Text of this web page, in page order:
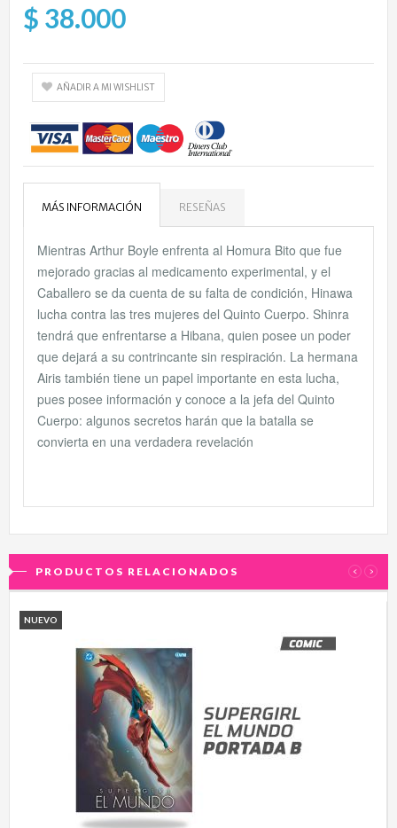
$ 38.000
AÑADIR A MI WISHLIST
MÁS INFORMACIÓN RESEÑAS
Mientras Arthur Boyle enfrenta al Homura Bito que fue
mejorado gracias al medicamento experimental, y el
Caballero se da cuenta de su falta de condición, Hinawa
lucha contra las tres mujeres del Quinto Cuerpo. Shinra
tendrá que enfrentarse a Hibana, quien posee un poder
que dejará a su contrincante sin respiración. La hermana
Airis también tiene un papel importante en esta lucha,
pues posee información y conoce a la jefa del Quinto
Cuerpo: algunos secretos harán que la batalla se
convierta en una verdadera revelación
PRODUCTOS RELACIONADOS ‹ ›
NUEVO